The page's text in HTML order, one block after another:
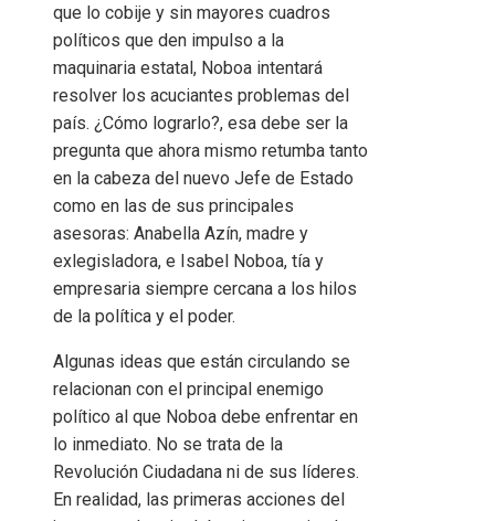
que lo cobije y sin mayores cuadros
políticos que den impulso a la
maquinaria estatal, Noboa intentará
resolver los acuciantes problemas del
país. ¿Cómo lograrlo?, esa debe ser la
pregunta que ahora mismo retumba tanto
en la cabeza del nuevo Jefe de Estado
como en las de sus principales
asesoras: Anabella Azín, madre y
exlegisladora, e Isabel Noboa, tía y
empresaria siempre cercana a los hilos
de la política y el poder.
Algunas ideas que están circulando se
relacionan con el principal enemigo
político al que Noboa debe enfrentar en
lo inmediato. No se trata de la
Revolución Ciudadana ni de sus líderes.
En realidad, las primeras acciones del